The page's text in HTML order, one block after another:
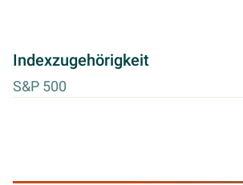
Indexzugehörigkeit
S&P 500